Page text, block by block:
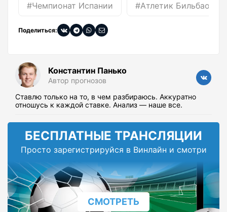
#Чемпионат Испании #Атлетик Бильбао
Поделиться:
Константин Панько
Автор прогнозов
Ставлю только на то, в чем разбираюсь. Аккуратно
отношусь к каждой ставке. Анализ — наше все.
БЕСПЛАТНЫЕ ТРАНСЛЯЦИИ
Просто зарегистрируйся в Винлайн и смотри
СМОТРЕТЬ